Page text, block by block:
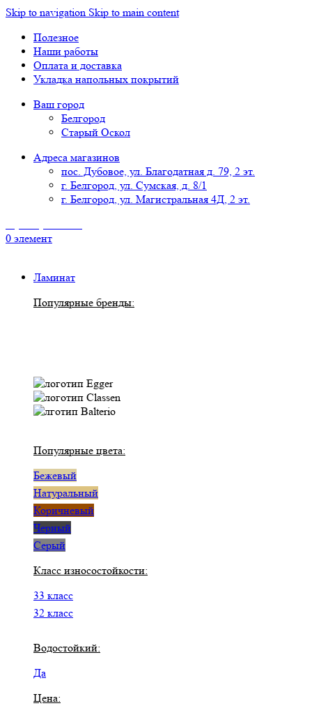
Skip to navigation Skip to main content
Полезное
Наши работы
Оплата и доставка
Укладка напольных покрытий
Ваш город
Белгород
Старый Оскол
Адреса магазинов
пос. Дубовое, ул. Благодатная д. 79, 2 эт.
г. Белгород, ул. Сумская, д. 8/1
г. Белгород, ул. Магистральная 4Д, 2 эт.
0 элемент
Ламинат
Популярные бренды:
Популярные цвета:
Бежевый
Натуральный
Коричневый
Черный
Серый
Класс износостойкости:
33 класс
32 класс
Водостойкий:
Да
Цена: